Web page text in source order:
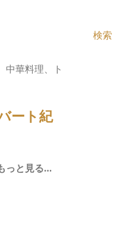
検索
中華料理、ト
ート紀
っと見る…